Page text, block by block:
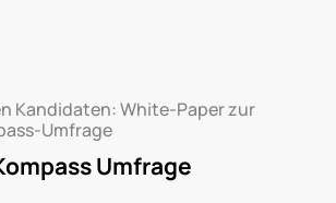
Kandidaten: White-Paper zur
Umfrage
Umfrage